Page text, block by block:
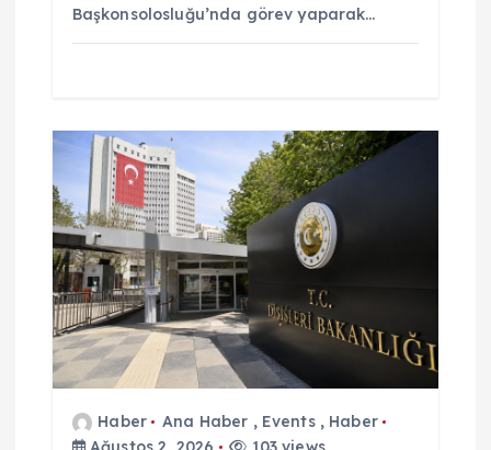
Başkonsolosluğu’nda görev yaparak…
Haber Ana Haber , Events, Haber